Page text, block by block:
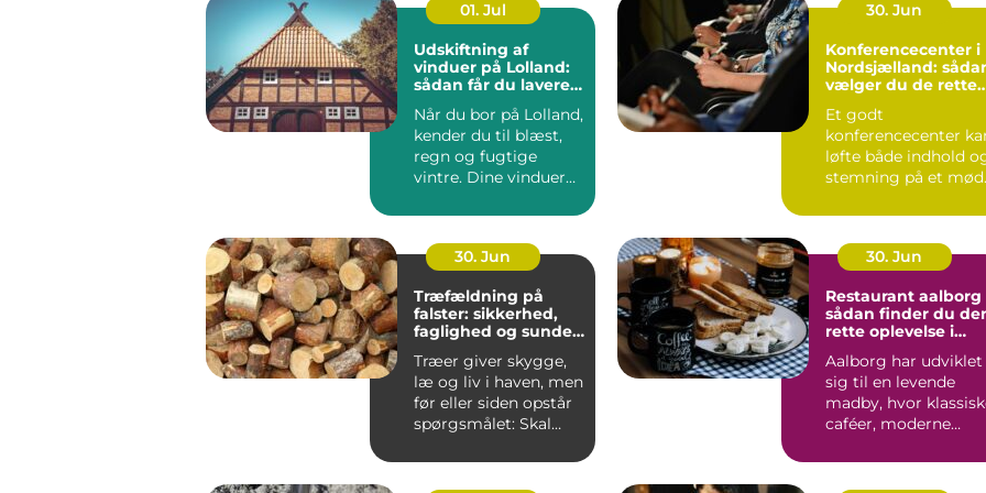
01. Jul
Udskiftning af
vinduer på Lolland:
sådan får du lavere
Når du bor på Lolland,
kender du til blæst,
regn og fugtige
vintre. Dine vinduer
30. Jun
Konferencecenter i
Nordsjælland:
vælger du de rette
Et godt
konferencecenter
løfte både indhold
stemning på et
30. Jun
Træfældning på
falster: sikkerhed,
faglighed og sunde
Træer giver skygge,
læ og liv i haven, men
før eller siden opstår
spørgsmålet: Skal
30. Jun
Restaurant aalborg
sådan finder du
rette oplevelse i
Aalborg har udviklet
sig til en levende
madby, hvor
caféer, moderne
specialise...